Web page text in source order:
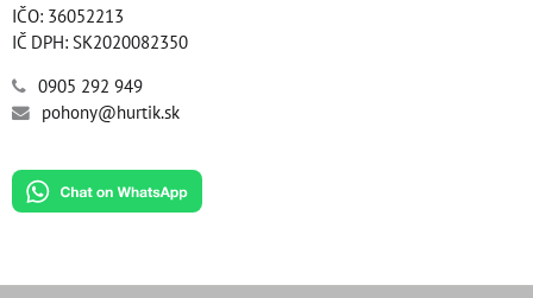
IČO: 36052213
IČ DPH: SK2020082350
0905 292 949
pohony@hurtik.sk